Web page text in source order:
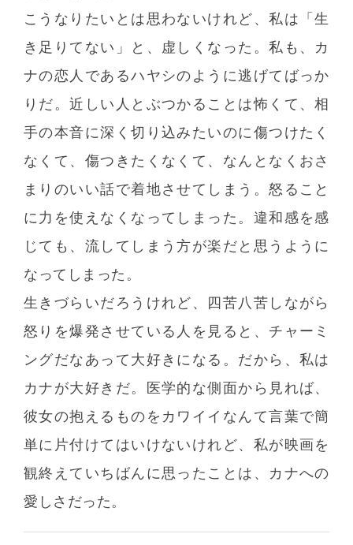
こうなりたいとは思わないけれど、私は「生
き足りてない」と、虚しくなった。私も、カ
ナの恋人であるハヤシのように逃げてばっか
りだ。近しい人とぶつかることは怖くて、相
手の本音に深く切り込みたいのに傷つけたく
なくて、傷つきたくなくて、なんとなくおさ
まりのいい話で着地させてしまう。怒ること
に力を使えなくなってしまった。違和感を感
じても、流してしまう方が楽だと思うように
なってしまった。
生きづらいだろうけれど、四苦八苦しながら
怒りを爆発させている人を見ると、チャーミ
ングだなあって大好きになる。だから、私は
カナが大好きだ。医学的な側面から見れば、
彼女の抱えるものをカワイイなんて言葉で簡
単に片付けてはいけないけれど、私が映画を
観終えていちばんに思ったことは、カナへの
愛しさだった。